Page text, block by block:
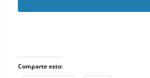
Comparte esto: